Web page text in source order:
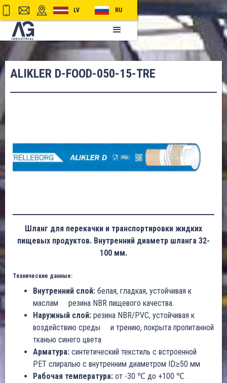
LV RU
ALIKLER D-FOOD-050-15-TRE
Шланг для перекачки и транспортировки жидких
пищевых продуктов. Внутренний диаметр шланга 32-
100 мм.
Технические данные:
Внутренний слой: белая, гладкая, устойчивая к
маслам резина NBR пищевого качества.
Наружный слой: резина NBR/PVC, устойчивая к
воздействию среды и трению, покрыта пропитанной
тканью синего цвета
Арматура: синтетический текстиль с встроенной
PET спиралью с внутренним диаметром ID≥50 мм
Рабочая температура: от -30 ℃ до +100 ℃